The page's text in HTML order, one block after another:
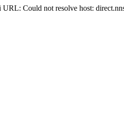
URL: Could not resolve host: